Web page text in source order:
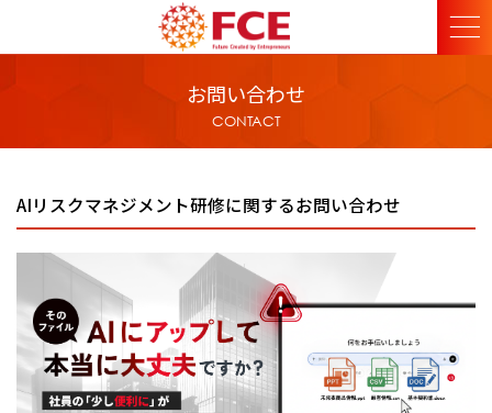
お問い合わせ
CONTACT
AIリスクマネジメント研修に関するお問い合わせ